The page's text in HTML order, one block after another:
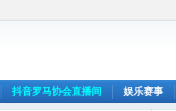
抖音罗马协会直播间 娱乐赛事